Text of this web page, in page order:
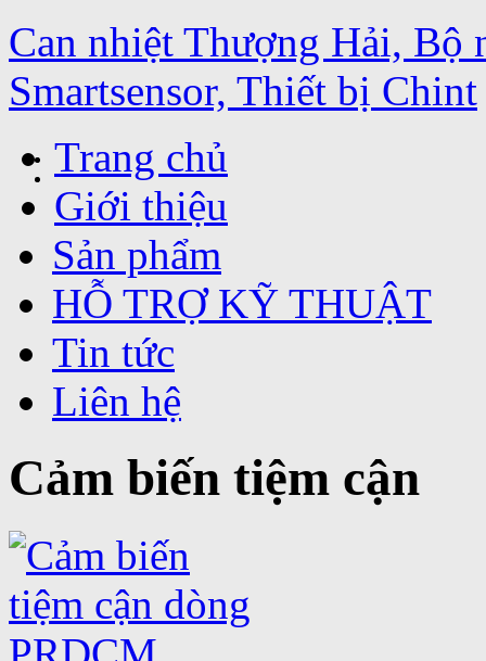
Can nhiệt Thượng Hải, Bộ
Smartsensor, Thiết bị Chint
Trang chủ
Giới thiệu
Sản phẩm
HỖ TRỢ KỸ THUẬT
Tin tức
Liên hệ
Cảm biến tiệm cận